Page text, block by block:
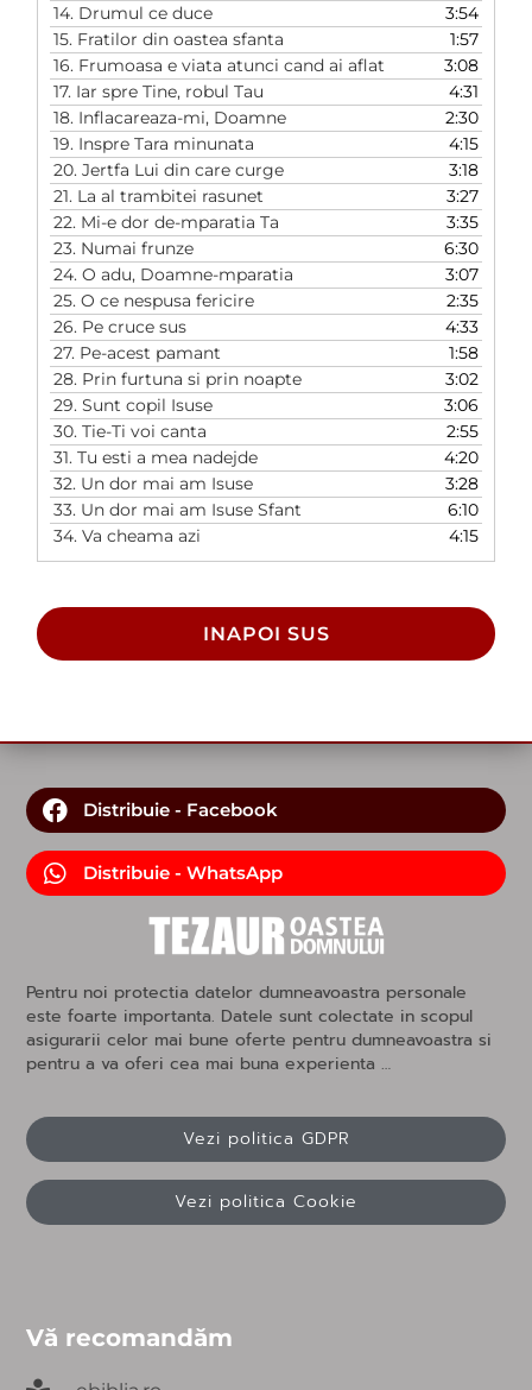
14. Drumul ce duce
3:54
15. Fratilor din oastea sfanta
1:57
16. Frumoasa e viata atunci cand ai aflat
3:08
17. Iar spre Tine, robul Tau
4:31
18. Inflacareaza-mi, Doamne
2:30
19. Inspre Tara minunata
4:15
20.Jertfa Lui din care curge
3:18
21. La al trambitei rasunet
3:27
22. Mi-e dor de-mparatia Ta
3:35
23. Numai frunze
6:30
24.O adu, Doamne-mparatia
3:07
25.O ce nespusa fericire
2:35
26. Pe cruce sus
4:33
27. Pe-acest pamant
1:58
28. Prin furtuna si prin noapte
3:02
29.Sunt copil Isuse
3:06
30.Tie-Ti voi canta
2:55
31.Tu esti a mea nadejde
4:20
32. Un dor mai am Isuse
3:28
33. Un dor mai am Isuse Sfant
6:10
34.Va cheama azi 4:15
INAPOI SUS
Distribuie - Facebook
Distribuie - WhatsApp
Pentru noi protectia datelor dumneavoastra personale
este foarte importanta. Datele sunt colectate in scopul
asigurarii celor mai bune oferte pentru dumneavoastra si
pentru a va oferi cea mai buna experienta …
Vezi politica GDPR
Vezi politica Cookie
Vă recomandăm